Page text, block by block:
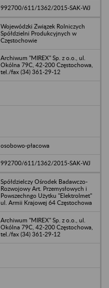
992700/611/1362/2015-SAK-WJ
Wojewódzki Związek Rolniczych
Spółdzielni Produkcyjnych w
Częstochowie
Archiwum "MIREX" Sp. z o.o., ul.
Okólna 79C, 42-200 Częstochowa,
tel./fax (34) 361-29-12
osobowo-płacowa
992700/611/1362/2015-SAK-WJ
Spółdzielczy Ośrodek Badawczo-
Rozwojowy Art. Przemysłowych i
Powszechngo Użytku "Elektrolmet"
ul. Armii Krajowej 64 Częstochowa
Archiwum "MIREX" Sp. z o.o., ul.
Okólna 79C, 42-200 Częstochowa,
tel./fax (34) 361-29-12